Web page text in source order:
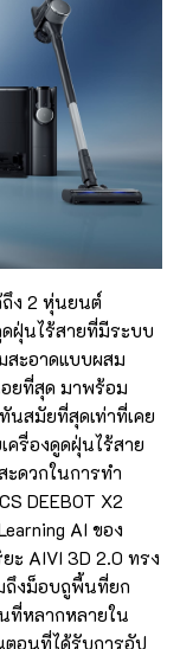
ถึง 2 หุ่นยนต์
ฝุ่นไร้สายที่มีระบบ
สะอาดแบบผสม
ยที่สุด มาพร้อม
สมัยที่สุดเท่าที่เคย
รื่องดูดฝุ่นไร้สาย
ดวกในการทํา
DEEBOT X2
AI ของ
ะ AIVI 3D 2.0 ทรง
ถึงม็อบถูพื้นที่ยก
ที่หลากหลายใน
ตอนที่ได้รับการอัป